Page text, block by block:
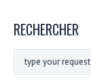
RECHERCHER